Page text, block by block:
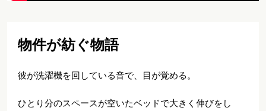
物件が紡ぐ物語
彼が洗濯機を回している音で、目が覚める。
ひとり分のスペースが空いたベッドで大きく伸びをし